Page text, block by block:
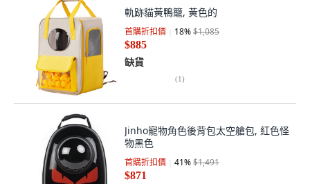
軌跡貓黃鴨籠, 黃色的
首購折扣價 18%$1,085
$885
缺貨
(1)
Jinho寵物角色後背包太空艙包, 紅色怪
物黑色
首購折扣價 41%$1,491
$871